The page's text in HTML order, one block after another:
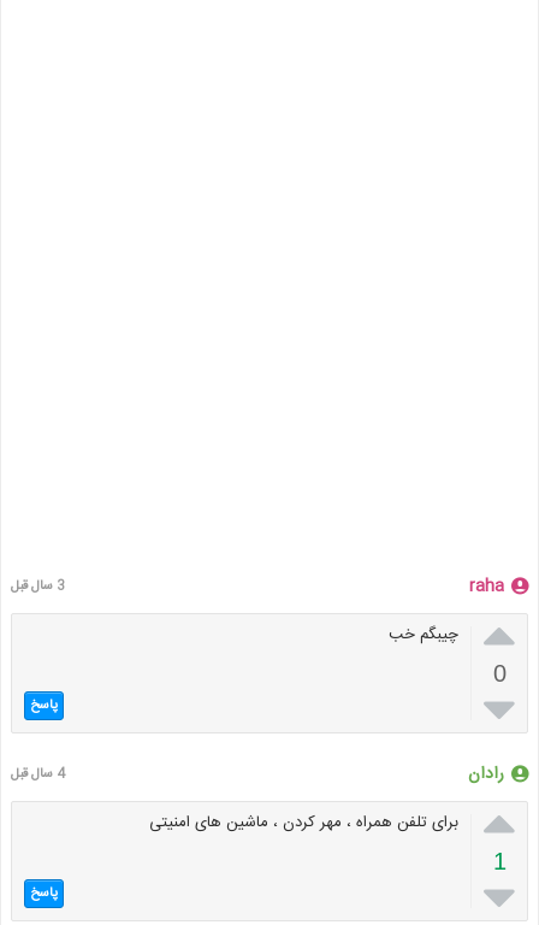
raha 3 سال قبل

0

چیبگم خب
پاسخ
رادان 4 سال قبل

1

برای تلفن همراه ، مهر کردن ، ماشین های امنیتی
پاسخ